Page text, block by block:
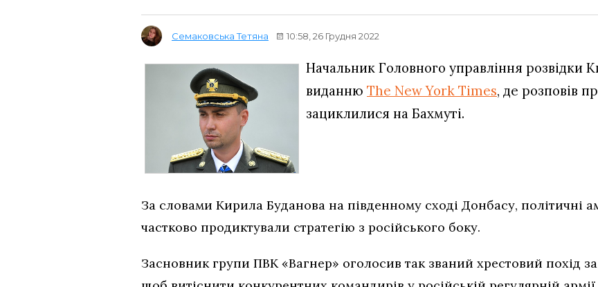
Семаковська Тетяна 10:58, 26 Грудня 2022
Начальник Головного управління розвідки
виданню The New York Times, де розповів
зациклилися на Бахмуті.
За словами Кирила Буданова на південному сході Донбасу, політичні
частково продиктували стратегію з російського боку.
Засновник групи ПВК «Вагнер» оголосив так званий хрестовий похід